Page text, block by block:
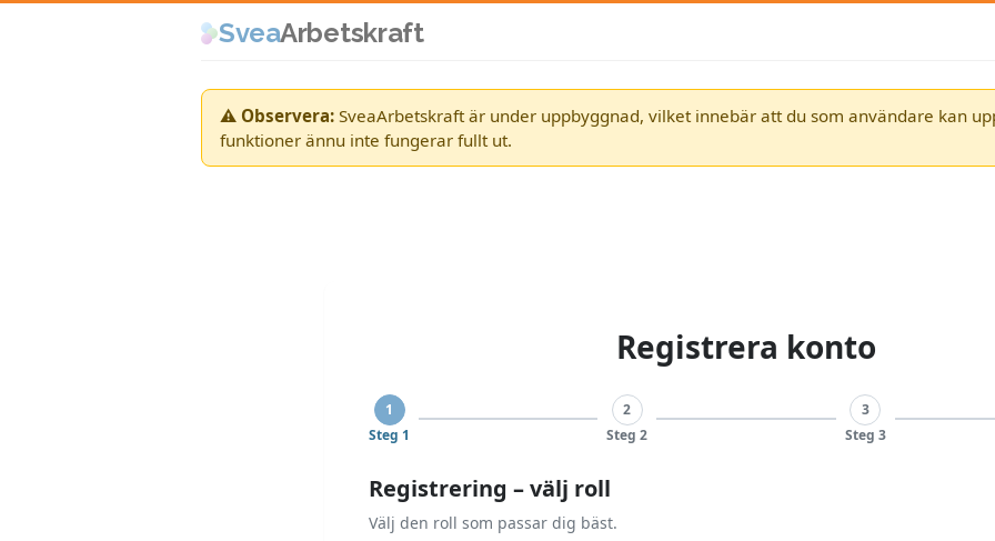
SveaArbetskraft
⚠ Observera: SveaArbetskraft är under uppbyggnad, vilket innebär att du som användare kan
funktioner ännu inte fungerar fullt ut.
Registrera konto
1
Steg 1
2
Steg 2
3
Steg 3
Registrering – välj roll
Välj den roll som passar dig bäst.